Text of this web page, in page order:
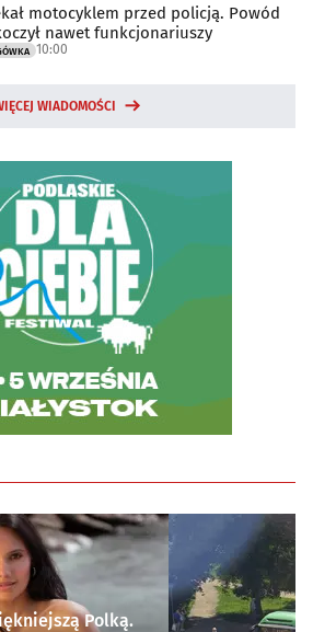
motocyklem przed policją. Powód
nawet funkcjonariuszy
10:00
WIADOMOŚCI
Polką.